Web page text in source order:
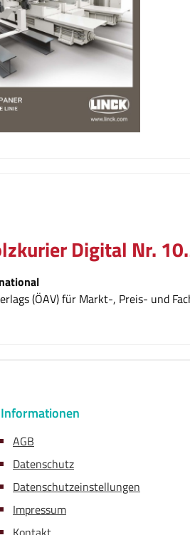
Digital Nr.
(ÖAV) für Markt-, Preis- und
Informationen
AGB
Datenschutz
Datenschutzeinstellungen
Impressum